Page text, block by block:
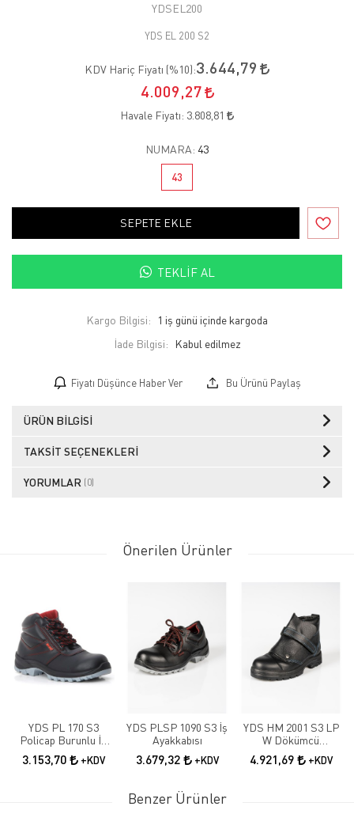
YDSEL200
YDS EL 200 S2
KDV Hariç Fiyatı (%10):3.644,79
4.009,27
Havale Fiyatı: 3.808,81
NUMARA: 43
43
SEPETE EKLE
TEKLIF AL
Kargo Bilgisi:
1 iş günü içinde kargoda
İade Bilgisi:
Fiyatı Düşünce Haber Ver Bu Ürünü Paylaş
ÜRÜN BILGISI
TAKSIT SEÇENEKLERI
YORUMLAR (0)
Önerilen Ürünler
YDS PL 170 S3
Policap Burunlu İş
Botu
3.153,70 +KDV
YDS PLSP 1090 S3 İş
Ayakkabısı
3.679,32 +KDV
YDS HM 2001 S3 LP
W Dökümcü
Ayakkabısı
4.921,69 +KDV
Benzer Ürünler